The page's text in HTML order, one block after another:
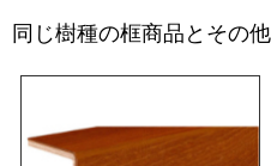
同じ樹種の框商品とその